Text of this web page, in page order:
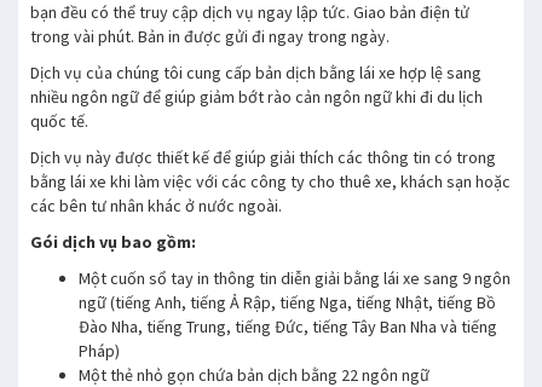
bạn đều có thể truy cập dịch vụ ngay lập tức. Giao bản điện tử
trong vài phút. Bản in được gửi đi ngay trong ngày.
Dịch vụ của chúng tôi cung cấp bản dịch bằng lái xe hợp lệ sang
nhiều ngôn ngữ để giúp giảm bớt rào cản ngôn ngữ khi đi du lịch
quốc tế.
Dịch vụ này được thiết kế để giúp giải thích các thông tin có trong
bằng lái xe khi làm việc với các công ty cho thuê xe, khách sạn hoặc
các bên tư nhân khác ở nước ngoài.
Gói dịch vụ bao gồm:
Một cuốn sổ tay in thông tin diễn giải bằng lái xe sang 9 ngôn
ngữ (tiếng Anh, tiếng Ả Rập, tiếng Nga, tiếng Nhật, tiếng Bồ
Đào Nha, tiếng Trung, tiếng Đức, tiếng Tây Ban Nha và tiếng
Pháp)
Một thẻ nhỏ gọn chứa bản dịch bằng 22 ngôn ngữ